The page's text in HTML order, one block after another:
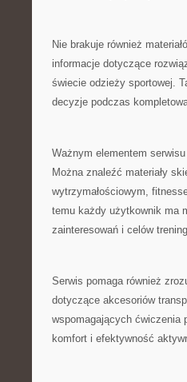
Nie brakuje również
informacje dotyczące
świecie odzieży sportowej.
decyzje podczas
Ważnym elementem
Można znaleźć materiały
wytrzymałościowym,
temu każdy użytkownik ma
zainteresowań i celów
Serwis pomaga również
dotyczące akcesoriów
wspomagających ćwiczenia
komfort i efektywność